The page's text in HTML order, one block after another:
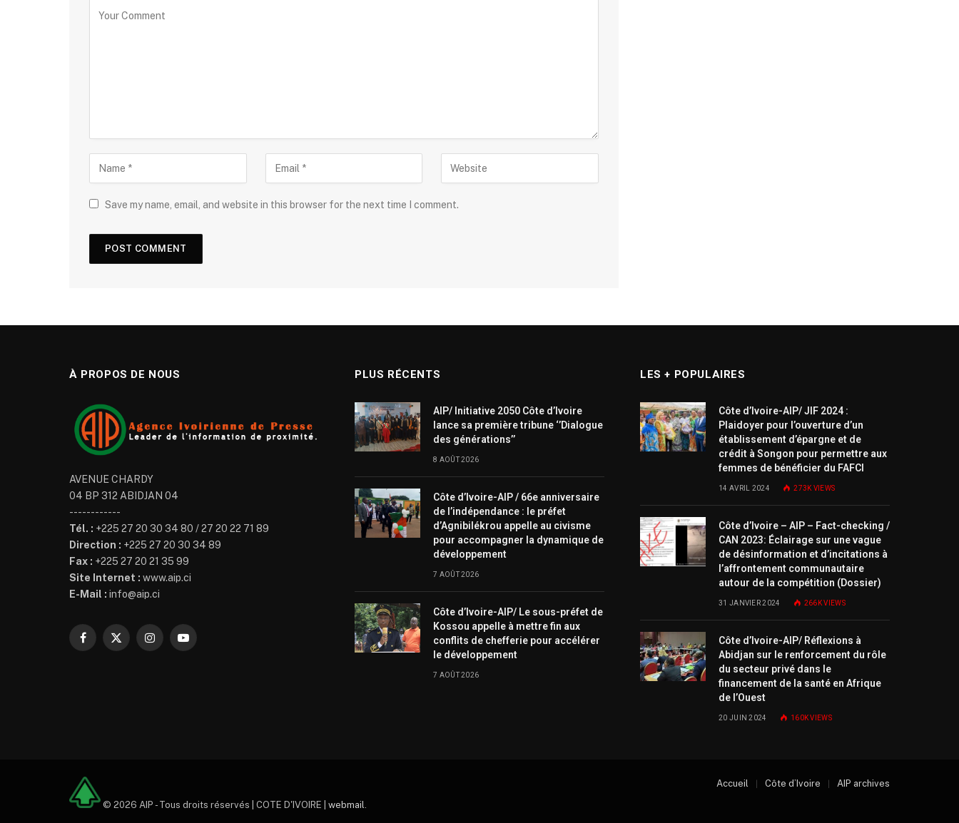
Save my name, email, and website in this browser for the next time I comment.
À PROPOS DE NOUS
AVENUE CHARDY
04 BP 312 ABIDJAN 04
------------
Tél. : +225 27 20 30 34 80 / 27 20 22 71 89
Direction : +225 27 20 30 34 89
Fax : +225 27 20 21 35 99
Site Internet : www.aip.ci
E-Mail : info@aip.ci
Facebook
X
InstagramYouTube
PLUS RÉCENTS
AIP/ Initiative 2050 Côte d’Ivoire
lance sa première tribune ‘’Dialogue
des générations’’
8 AOÛT 2026
Côte d’Ivoire-AIP / 66e anniversaire
de l’indépendance : le préfet
d’Agnibilékrou appelle au civisme
pour accompagner la dynamique de
développement
7 AOÛT 2026
Côte d’Ivoire-AIP/ Le sous-préfet de
Kossou appelle à mettre fin aux
conflits de chefferie pour accélérer
le développement
7 AOÛT 2026
LES + POPULAIRES
Côte d’Ivoire-AIP/ JIF 2024 :
Plaidoyer pour l’ouverture d’un
établissement d’épargne et de
crédit à Songon pour permettre aux
femmes de bénéficier du FAFCI
14 AVRIL 2024 273K VIEWS
Côte d’Ivoire – AIP – Fact-checking /
CAN 2023: Éclairage sur une vague
de désinformation et d’incitations à
l’affrontement communautaire
autour de la compétition (Dossier)
31 JANVIER 2024 266KVIEWS
Côte d’Ivoire-AIP/ Réflexions à
Abidjan sur le renforcement du rôle
du secteur privé dans le
financement de la santé en Afrique
de l’Ouest
20 JUIN 2024 160KVIEWS
© 2026 AIP - Tous droits réservés | COTE D'IVOIRE | webmail
Accueil Côte d’Ivoire AIP archives